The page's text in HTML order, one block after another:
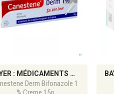
BAYER : MÉDICAMENTS CONTRE LA DOULEUR, TROUBLES DIGESTIFS, INFECTIONS ET COMPLÉMENTS SANTÉ
Derm Bifonazole 1